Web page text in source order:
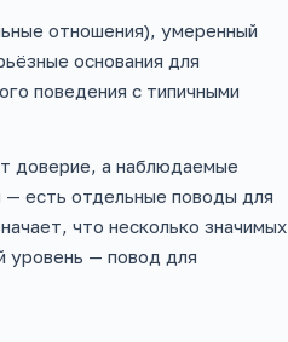
отношения), умеренный
основания для
поведения с типичными
доверие, а наблюдаемые
есть отдельные поводы для
что несколько значимых
уровень — повод для